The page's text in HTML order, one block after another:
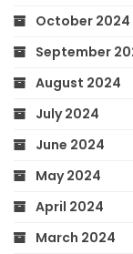
October 2024
September
August 2024
July 2024
June 2024
May 2024
April 2024
March 2024